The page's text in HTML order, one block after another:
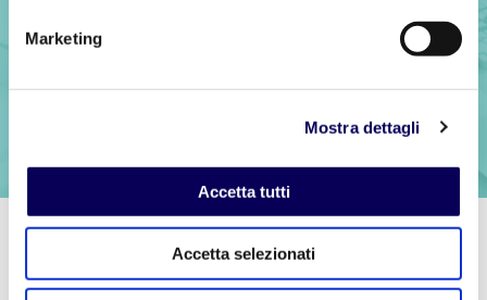
Marketing
Mostra dettagli
Accetta tutti
Accetta selezionati
Politica sulla privacy – Sito web